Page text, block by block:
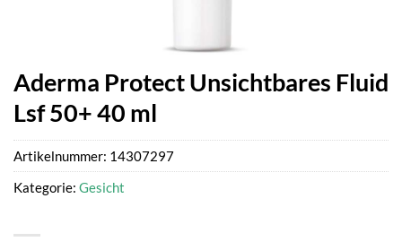
Aderma Protect Unsichtbares Fluid
Lsf 50+ 40 ml
Artikelnummer: 14307297
Kategorie: Gesicht